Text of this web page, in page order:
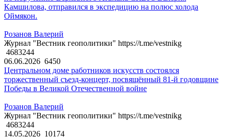
Камшилова, отправился в экспедицию на полюс холода
Оймякон.
Розанов Валерий
Журнал "Вестник геополитики" https://t.me/vestnikg
4683244
06.06.2026 6450
Центральном доме работников искусств состоялся
торжественный съезд-концерт, посвящённый 81-й годовщине
Победы в Великой Отечественной войне
Розанов Валерий
Журнал "Вестник геополитики" https://t.me/vestnikg
4683244
14.05.2026 10174